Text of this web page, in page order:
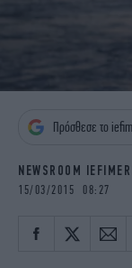
iBOOKS
MEDIA
NEWSLETTER
Πρόσθεσε το
NEWSROOM
15/03/2015 08:27